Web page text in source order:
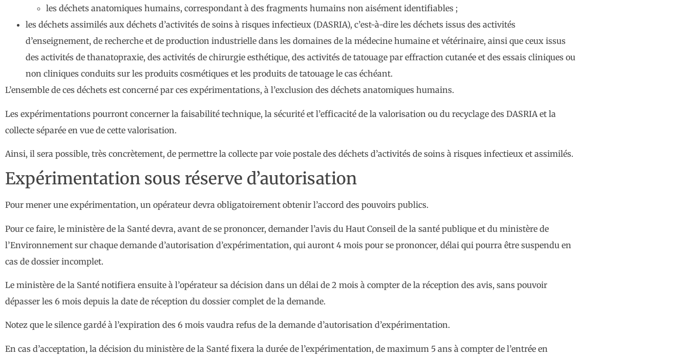
les déchets anatomiques humains, correspondant à des fragments humains non aisément identifiables ;
les déchets assimilés aux déchets d’activités de soins à risques infectieux (DASRIA), c’est-à-dire les déchets issus des activités
d’enseignement, de recherche et de production industrielle dans les domaines de la médecine humaine et vétérinaire, ainsi que ceux issus
des activités de thanatopraxie, des activités de chirurgie esthétique, des activités de tatouage par effraction cutanée et des essais cliniques ou
non cliniques conduits sur les produits cosmétiques et les produits de tatouage le cas échéant.
L’ensemble de ces déchets est concerné par ces expérimentations, à l’exclusion des déchets anatomiques humains.
Les expérimentations pourront concerner la faisabilité technique, la sécurité et l’efficacité de la valorisation ou du recyclage des DASRIA et la
collecte séparée en vue de cette valorisation.
Ainsi, il sera possible, très concrètement, de permettre la collecte par voie postale des déchets d’activités de soins à risques infectieux et assimilés.
Expérimentation sous réserve d’autorisation
Pour mener une expérimentation, un opérateur devra obligatoirement obtenir l’accord des pouvoirs publics.
Pour ce faire, le ministère de la Santé devra, avant de se prononcer, demander l’avis du Haut Conseil de la santé publique et du ministère de
l’Environnement sur chaque demande d’autorisation d’expérimentation, qui auront 4 mois pour se prononcer, délai qui pourra être suspendu en
cas de dossier incomplet.
Le ministère de la Santé notifiera ensuite à l’opérateur sa décision dans un délai de 2 mois à compter de la réception des avis, sans pouvoir
dépasser les 6 mois depuis la date de réception du dossier complet de la demande.
Notez que le silence gardé à l’expiration des 6 mois vaudra refus de la demande d’autorisation d’expérimentation.
En cas d’acceptation, la décision du ministère de la Santé fixera la durée de l’expérimentation, de maximum 5 ans à compter de l’entrée en